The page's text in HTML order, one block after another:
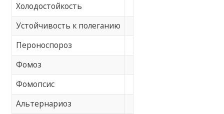
Холодостойкость
Устойчивость к полеганию
Пероноспороз
Фомоз
Фомопсис
Альтернариоз